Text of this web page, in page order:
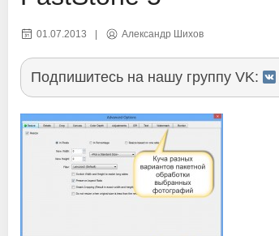
01.07.2013 Александр Шихов
Подпишитесь на нашу группу VK: